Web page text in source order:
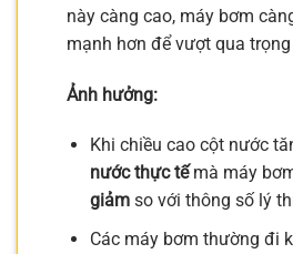
này càng cao, máy bơm
mạnh hơn để vượt qua
Ảnh hưởng:
Khi chiều cao cột nước
nước thực tếmà máy
giảmso với thông số lý
Các máy bơm thường đi